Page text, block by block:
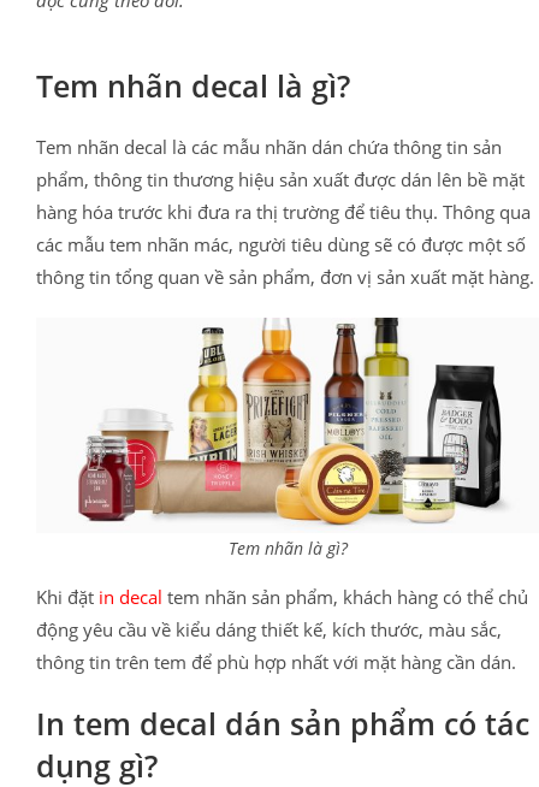
Tem nhãn decal là gì?
Tem nhãn decal là các mẫu nhãn dán chứa thông tin sản
phẩm, thông tin thương hiệu sản xuất được dán lên bề mặt
hàng hóa trước khi đưa ra thị trường để tiêu thụ. Thông qua
các mẫu tem nhãn mác, người tiêu dùng sẽ có được một số
thông tin tổng quan về sản phẩm, đơn vị sản xuất mặt hàng.
Tem nhãn là gì?
Khi đặt in decal tem nhãn sản phẩm, khách hàng có thể chủ
động yêu cầu về kiểu dáng thiết kế, kích thước, màu sắc,
thông tin trên tem để phù hợp nhất với mặt hàng cần dán.
In tem decal dán sản phẩm có tác
dụng gì?